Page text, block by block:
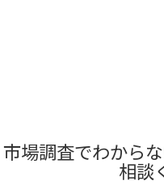
市場調査でわから
相談